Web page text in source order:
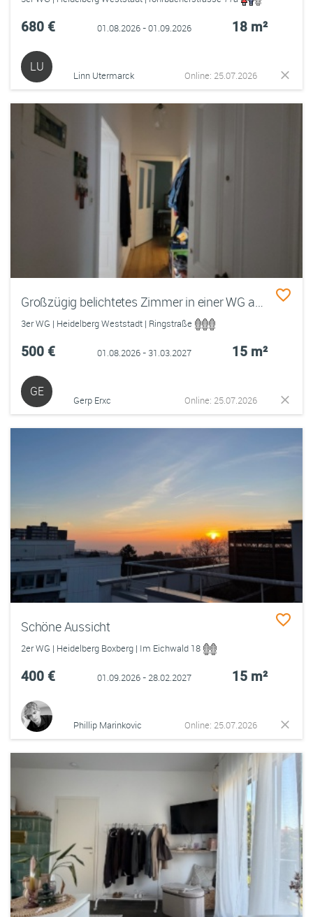
680 € 01.08.2026 - 01.09.2026 18 m²
LU
Linn Utermarck Online: 25.07.2026
Großzügig belichtetes Zimmer in einer WG an der Ringstraße
3er WG | Heidelberg Weststadt | Ringstraße
500 € 01.08.2026 - 31.03.2027 15 m²
GE
Gerp Erxc Online: 25.07.2026
Schöne Aussicht
2er WG | Heidelberg Boxberg | Im Eichwald 18
400 € 01.09.2026 - 28.02.2027 15 m²
Phillip Marinkovic Online: 25.07.2026